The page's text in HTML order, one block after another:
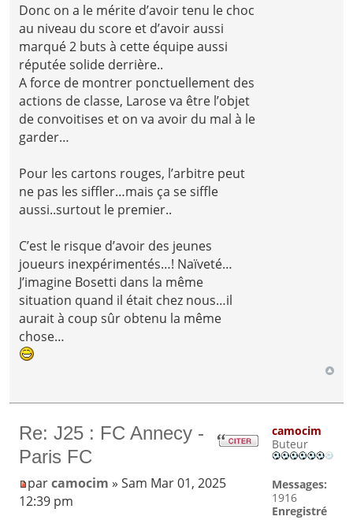
Donc on a le mérite d’avoir tenu le choc
au niveau du score et d’avoir aussi
marqué 2 buts à cette équipe aussi
réputée solide derrière..
A force de montrer ponctuellement des
actions de classe, Larose va être l’objet
de convoitises et on va avoir du mal à le
garder…
Pour les cartons rouges, l’arbitre peut
ne pas les siffler…mais ça se siffle
aussi..surtout le premier..
C’est le risque d’avoir des jeunes
joueurs inexpérimentés…! Naïveté…
J’imagine Bosetti dans la même
situation quand il était chez nous…il
aurait à coup sûr obtenu la même
chose…
Re: J25 : FC Annecy -
Paris FC
parcamocim » Sam Mar 01, 2025
12:39 pm
camocim
Buteur
Messages:
1916
Enregistré